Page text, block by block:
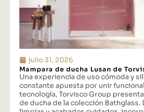
julio 31, 2026
Mampara de ducha Lusan de
Una experiencia de uso cómoda y
constante apuesta por unir
tecnología, Torvisco Group
de ducha de la colección Bathglass.